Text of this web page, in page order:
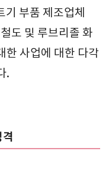
부품 제조업체
도 및 루브리졸 화
한 사업에 대한 다각
.